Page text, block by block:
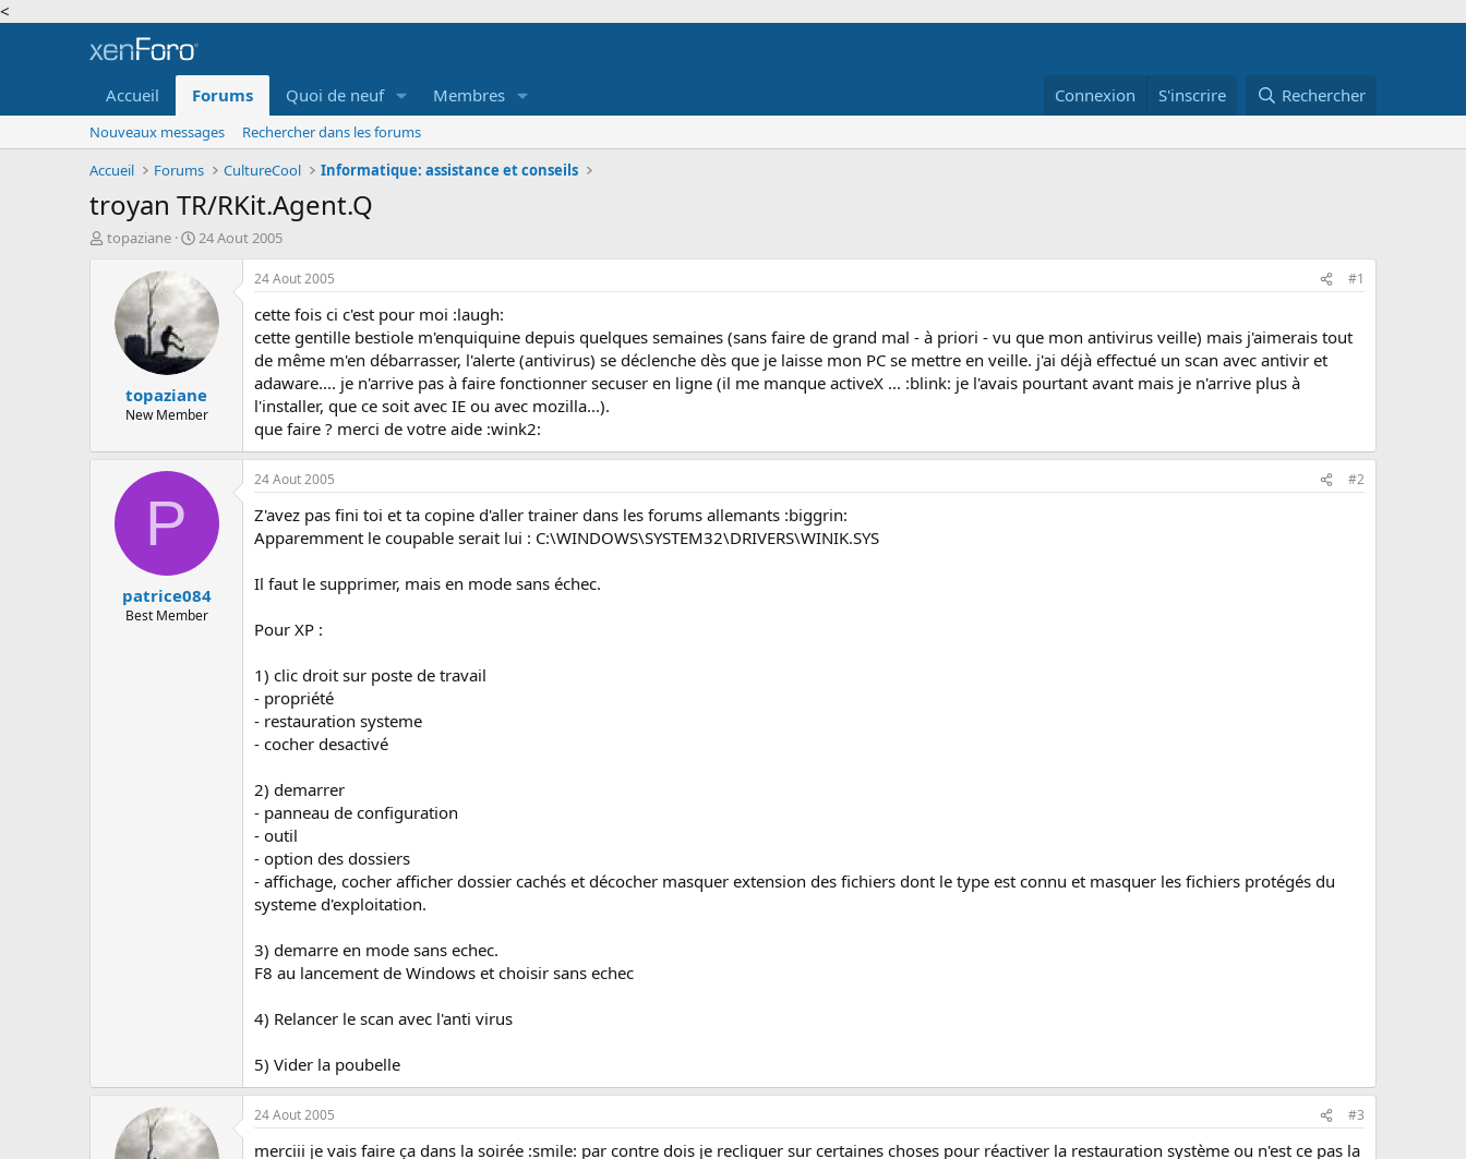
<
Accueil Forums Quoi de neuf Membres Connexion S'inscrire Rechercher
Nouveaux messages
Rechercher dans les forums
Accueil
Forums CultureCool Informatique: assistance et conseils
troyan TR/RKit.Agent.Q
A
i
topaziane
D
e
d
e
d
b
u
24 Aout 2005
topaziane
New Member
24 Aout 2005 #1
cette fois ci c'est pour moi :laugh:
cette gentille bestiole m'enquiquine depuis quelques semaines (sans faire de grand mal - à priori - vu que mon antivirus veille) mais j'aimerais tout
de même m'en débarrasser, l'alerte (antivirus) se déclenche dès que je laisse mon PC se mettre en veille. j'ai déjà effectué un scan avec antivir et
adaware.... je n'arrive pas à faire fonctionner secuser en ligne (il me manque activeX ... :blink: je l'avais pourtant avant mais je n'arrive plus à
l'installer, que ce soit avec IE ou avec mozilla...).
que faire ? merci de votre aide :wink2:
P
patrice084
Best Member
24 Aout 2005 #2
Z'avez pas fini toi et ta copine d'aller trainer dans les forums allemants :biggrin:
Apparemment le coupable serait lui : C:\WINDOWS\SYSTEM32\DRIVERS\WINIK.SYS
Il faut le supprimer, mais en mode sans échec.
Pour XP :
1) clic droit sur poste de travail
- propriété
- restauration systeme
- cocher desactivé
2) demarrer
- panneau de configuration
- outil
- option des dossiers
- affichage, cocher afficher dossier cachés et décocher masquer extension des fichiers dont le type est connu et masquer les fichiers protégés du
systeme d'exploitation.
3) demarre en mode sans echec.
F8 au lancement de Windows et choisir sans echec
4) Relancer le scan avec l'anti virus
5) Vider la poubelle
24 Aout 2005 #3
merciii je vais faire ça dans la soirée :smile: par contre dois je recliquer sur certaines choses pour réactiver la restauration système ou n'est ce pas la